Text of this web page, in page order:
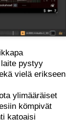
pystyy
vielä erikseen
ylimääräiset
kömpivät
katoaisi